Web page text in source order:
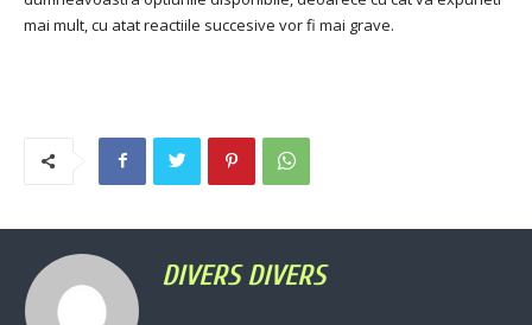
mai mult, cu atat reactiile succesive vor fi mai grave.
DIVERS DIVERS